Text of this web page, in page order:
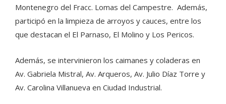
Montenegro del Fracc. Lomas del Campestre. Además,
participó en la limpieza de arroyos y cauces, entre los
que destacan el El Parnaso, El Molino y Los Pericos.
Además, se intervinieron los caimanes y coladeras en
Av. Gabriela Mistral, Av. Arqueros, Av. Julio Díaz Torre y
Av. Carolina Villanueva en Ciudad Industrial.